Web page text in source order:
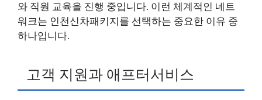
와 직원 교육을 진행 중입니다. 이런 체계적인 네트
워크는 인천신차패키지를 선택하는 중요한 이유 중
하나입니다.
고객 지원과 애프터서비스